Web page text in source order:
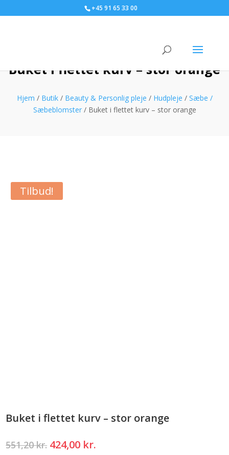
+45 91 65 33 00
Buket i flettet kurv – stor orange
Hjem / Butik/ Beauty & Personlig pleje / Hudpleje / Sæbe /
Sæbeblomster/ Buket i flettet kurv – stor orange
Tilbud!
Buket i flettet kurv – stor orange
551,20kr. Den
424,00 kr.